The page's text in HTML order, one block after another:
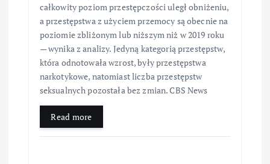
całkowity poziom przestępczości uległ obniżeniu,
a przestępstwa z użyciem przemocy są obecnie na
poziomie zbliżonym lub niższym niż w 2019 roku
— wynika z analizy. Jedyną kategorią przestępstw,
która odnotowała wzrost, były przestępstwa
narkotykowe, natomiast liczba przestępstw
seksualnych pozostała bez zmian. CBS News
Read more